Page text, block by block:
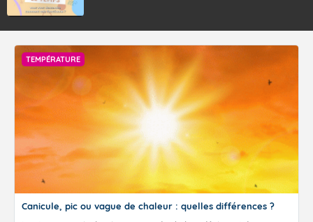
TEMPÉRATURE
Canicule, pic ou vague de chaleur : quelles différences ?